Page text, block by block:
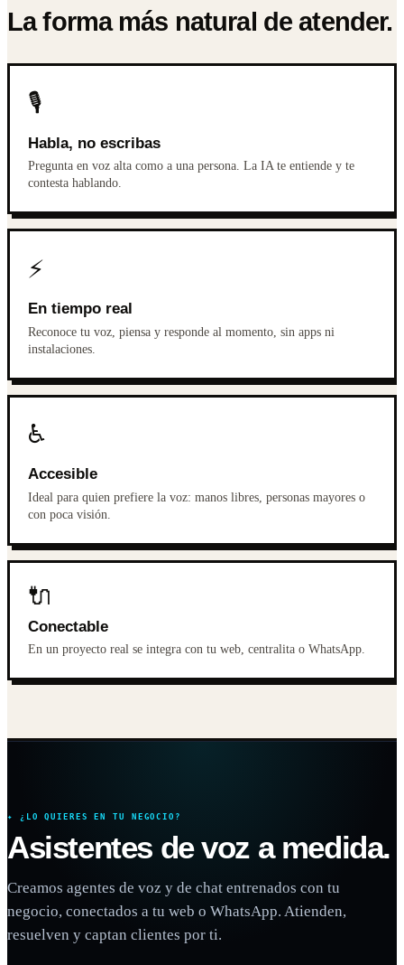
La forma más natural de atender.
🎙️
Habla, no escribas
Pregunta en voz alta como a una persona. La IA te entiende y te
contesta hablando.
⚡
En tiempo real
Reconoce tu voz, piensa y responde al momento, sin apps ni
instalaciones.
♿
Accesible
Ideal para quien prefiere la voz: manos libres, personas mayores o
con poca visión.
🔌
Conectable
En un proyecto real se integra con tu web, centralita o WhatsApp.
✦ ¿LO QUIERES EN TU NEGOCIO?
Asistentes de voz a medida.
Creamos agentes de voz y de chat entrenados con tu
negocio, conectados a tu web o WhatsApp. Atienden,
resuelven y captan clientes por ti.